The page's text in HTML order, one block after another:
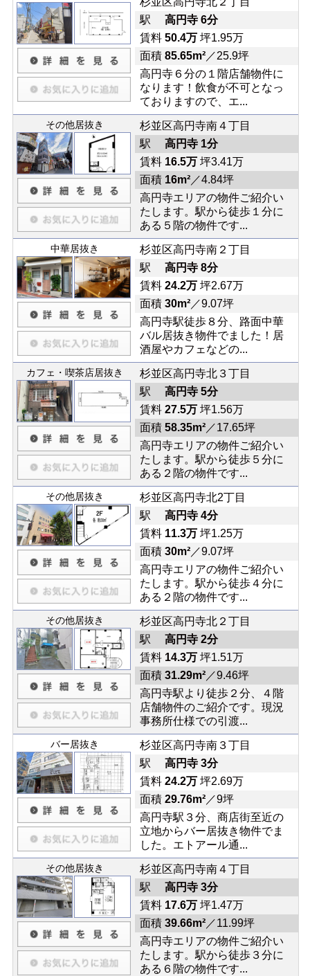
駅 高円寺 6分
賃料 50.4万坪1.95万
面積 85.65m²／25.9坪
高円寺６分の１階店舗物件に
なります！飲食が不可となっ
ておりますので、エ...
その他居抜き
杉並区高円寺南４丁目
駅 高円寺 1分
賃料 16.5万坪3.41万
面積 16m²／4.84坪
高円寺エリアの物件ご紹介い
たします。駅から徒歩１分に
ある５階の物件です...
中華居抜き
杉並区高円寺南２丁目
駅 高円寺 8分
賃料 24.2万坪2.67万
面積 30m²／9.07坪
高円寺駅徒歩８分、路面中華
バル居抜き物件でました！居
酒屋やカフェなどの...
カフェ・喫茶店居抜き
杉並区高円寺北３丁目
駅 高円寺 5分
賃料 27.5万坪1.56万
面積 58.35m²／17.65坪
高円寺エリアの物件ご紹介い
たします。駅から徒歩５分に
ある２階の物件です...
その他居抜き
杉並区高円寺北2丁目
駅 高円寺 4分
賃料 11.3万坪1.25万
面積 30m²／9.07坪
高円寺エリアの物件ご紹介い
たします。駅から徒歩４分に
ある２階の物件です...
その他居抜き
杉並区高円寺北２丁目
駅 高円寺 2分
賃料 14.3万坪1.51万
面積 31.29m²／9.46坪
高円寺駅より徒歩２分、４階
店舗物件のご紹介です。現況
事務所仕様での引渡...
バー居抜き
杉並区高円寺南３丁目
駅 高円寺 3分
賃料 24.2万坪2.69万
面積 29.76m²／9坪
高円寺駅３分、商店街至近の
立地からバー居抜き物件でま
した。エトアール通...
その他居抜き
杉並区高円寺南４丁目
駅 高円寺 3分
賃料 17.6万坪1.47万
面積 39.66m²／11.99坪
高円寺エリアの物件ご紹介い
たします。駅から徒歩３分に
ある６階の物件です...